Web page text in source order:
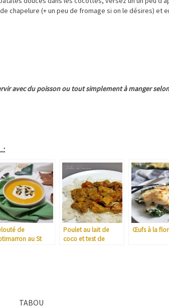
chapelure (+ un peu de fromage si on le désires) et
avec du poisson ou tout simplement à manger
de
au St
Poulet au lait de
coco et test de
Œufs à la
TABOU